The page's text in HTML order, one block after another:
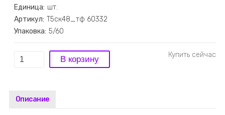
Единица: шт.
Артикул: Т5ск48_тф 60332
Упаковка: 5/60
Описание